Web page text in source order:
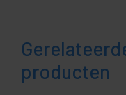
producten